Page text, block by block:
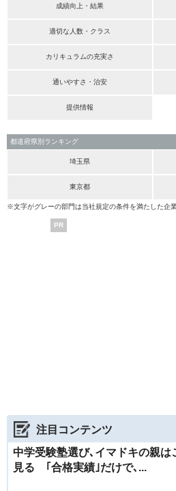
成績向上・結果
適切な人数・クラス
カリキュラムの充実さ
通いやすさ・治安
提供情報
都道府県別ランキング
埼玉県
東京都
※文字がグレーの部門は当社規定の条件を満たした企
PR
注目コンテンツ
中学受験塾選び､イマドキの親は
見る ｢合格実績｣だけで､...